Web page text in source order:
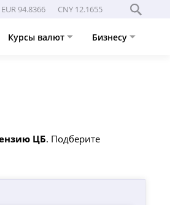
EUR 94.8366 CNY 12.1655
Курсы валют Бизнесу
ЦБ. Подберите